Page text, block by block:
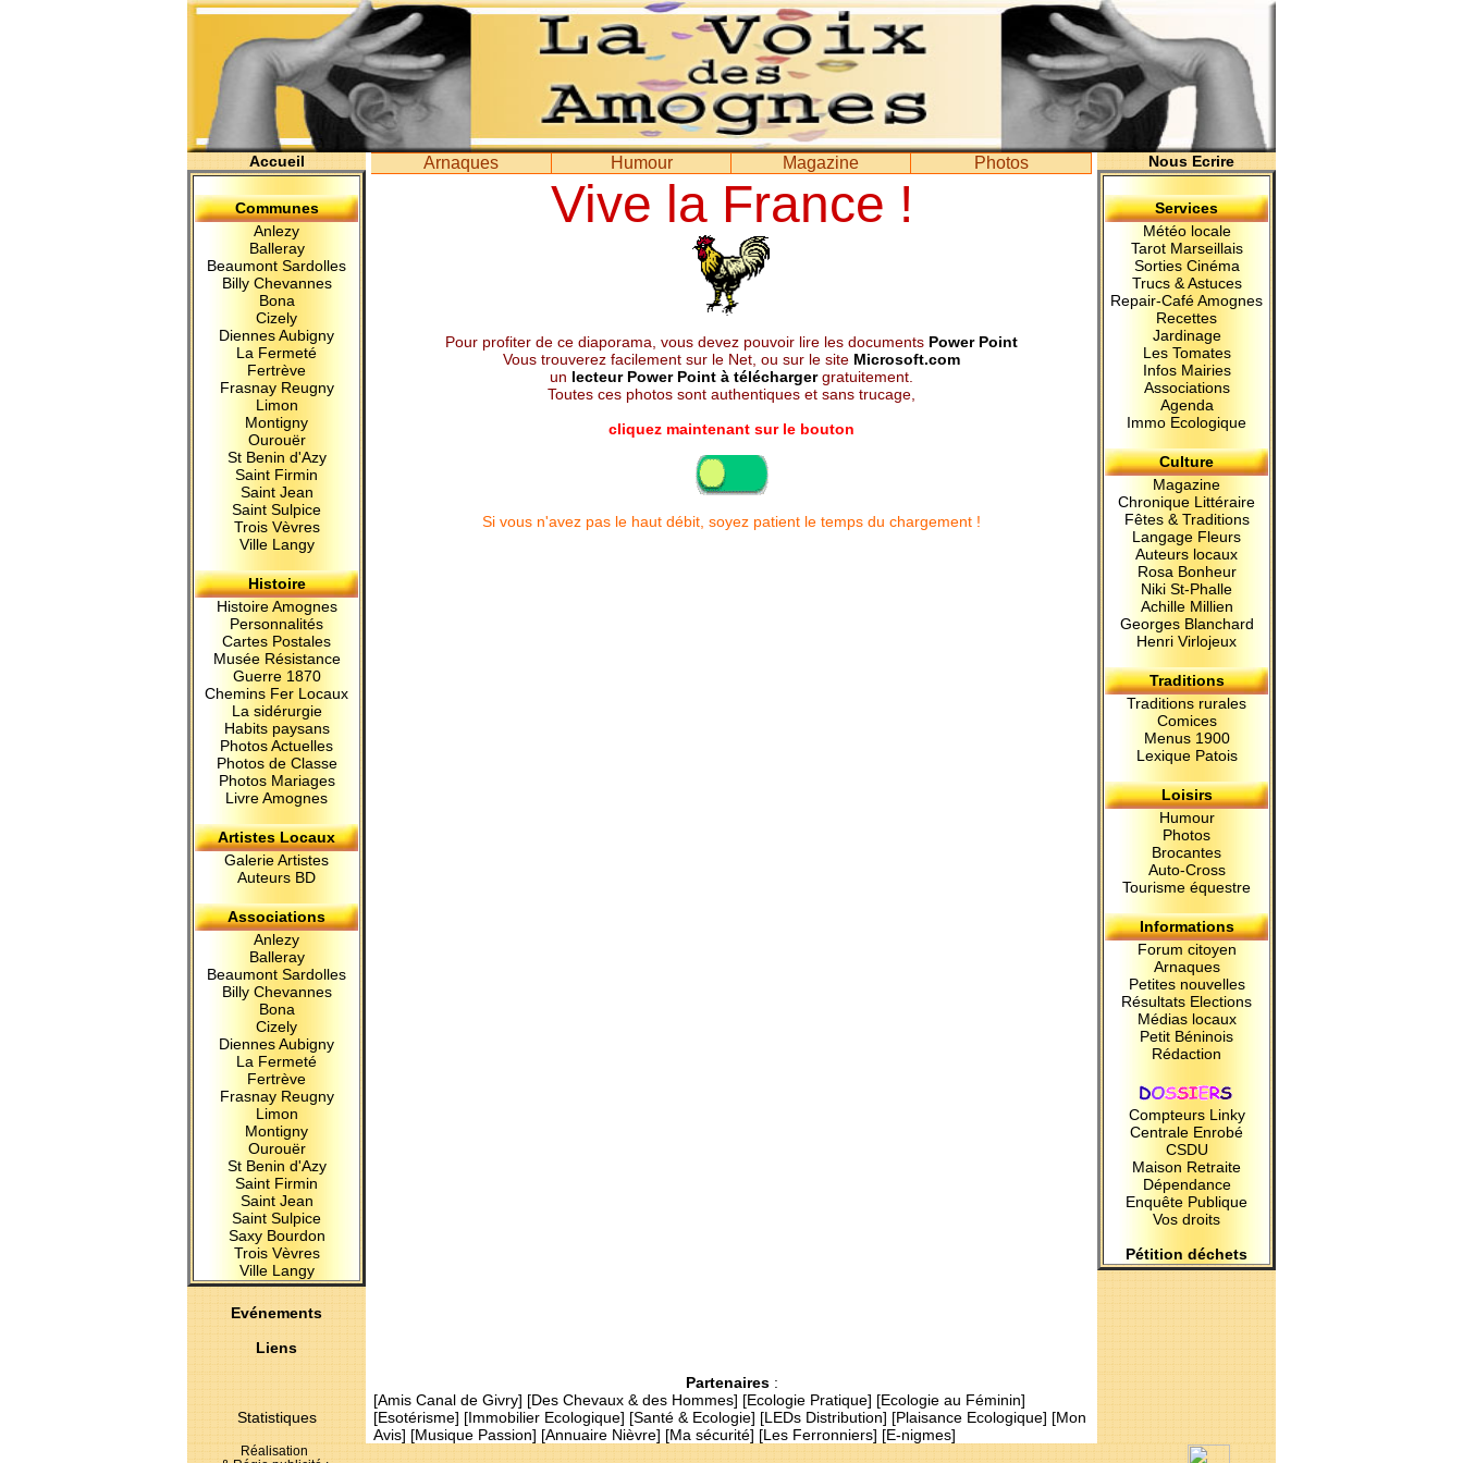
Accueil
Communes
Anlezy
Balleray
Beaumont Sardolles
Billy Chevannes
Bona
Cizely
Diennes Aubigny
La Fermeté
Fertrève
Frasnay Reugny
Limon
Montigny
Ourouër
St Benin d'Azy
Saint Firmin
Saint Jean
Saint Sulpice
Trois Vèvres
Ville Langy
Histoire
Histoire Amognes
Personnalités
Cartes Postales
Musée Résistance
Guerre 1870
Chemins Fer Locaux
La sidérurgie
Habits paysans
Photos Actuelles
Photos de Classe
Photos Mariages
Livre Amognes
Artistes Locaux
Galerie Artistes
Auteurs BD
Associations
Anlezy
Balleray
Beaumont Sardolles
Billy Chevannes
Bona
Cizely
Diennes Aubigny
La Fermeté
Fertrève
Frasnay Reugny
Limon
Montigny
Ourouër
St Benin d'Azy
Saint Firmin
Saint Jean
Saint Sulpice
Saxy Bourdon
Trois Vèvres
Ville Langy
Evénements
Liens
Arnaques Humour Magazine Photos
Vive la France !
Pour profiter de ce diaporama, vous devez pouvoir lire les documents Power Point
Vous trouverez facilement sur le Net, ou sur le site Microsoft.com
un lecteur Power Point à téléchargergratuitement.
Toutes ces photos sont authentiques et sans trucage,
cliquez maintenant sur le bouton
Si vous n'avez pas le haut débit, soyez patient le temps du chargement !
Nous Ecrire
Services
Météo locale
Tarot Marseillais
Sorties Cinéma
Trucs & Astuces
Repair-Café Amognes
Recettes
Jardinage
Les Tomates
Infos Mairies
Associations
Agenda
Immo Ecologique
Culture
Magazine
Chronique Littéraire
Fêtes & Traditions
Langage Fleurs
Auteurs locaux
Rosa Bonheur
Niki St-Phalle
Achille Millien
Georges Blanchard
Henri Virlojeux
Traditions
Traditions rurales
Comices
Menus 1900
Lexique Patois
Loisirs
Humour
Photos
Brocantes
Auto-Cross
Tourisme équestre
Informations
Forum citoyen
Arnaques
Petites nouvelles
Résultats Elections
Médias locaux
Petit Béninois
Rédaction
Compteurs Linky
Centrale Enrobé
CSDU
Maison Retraite
Dépendance
Enquête Publique
Vos droits
Pétition déchets
Statistiques
Partenaires:
[Amis Canal de Givry] [Des Chevaux & des Hommes] [Ecologie Pratique] [Ecologie au Féminin]
[Esotérisme] [Immobilier Ecologique] [Santé & Ecologie] [LEDs Distribution] [Plaisance Ecologique] [Mon
Avis] [Musique Passion] [Annuaire Nièvre] [Ma sécurité] [Les Ferronniers] [E-nigmes]
Réalisation